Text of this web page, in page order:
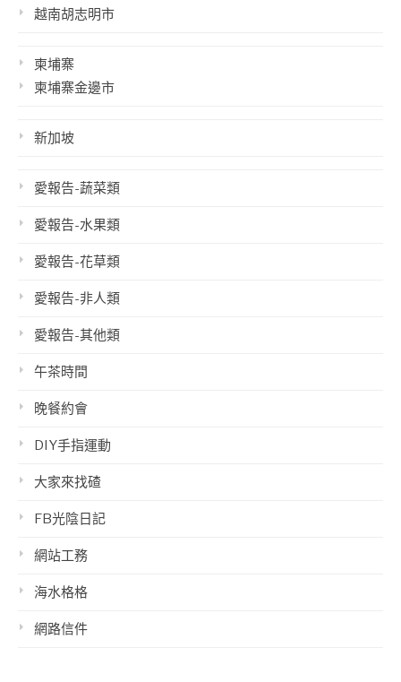
越南胡志明市
柬埔寨
柬埔寨金邊市
新加坡
愛報告-蔬菜類
愛報告-水果類
愛報告-花草類
愛報告-非人類
愛報告-其他類
午茶時間
晚餐約會
DIY手指運動
大家來找碴
FB光陰日記
網站工務
海水格格
網路信件